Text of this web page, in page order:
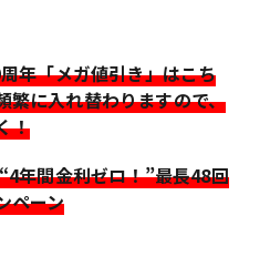
年「メガ値引き」はこち
繁に入れ替わりますので、
！
年間金利ゼロ！”最長48回
ペーン